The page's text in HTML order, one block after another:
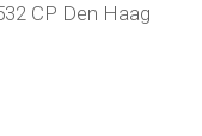
CP Den Haag